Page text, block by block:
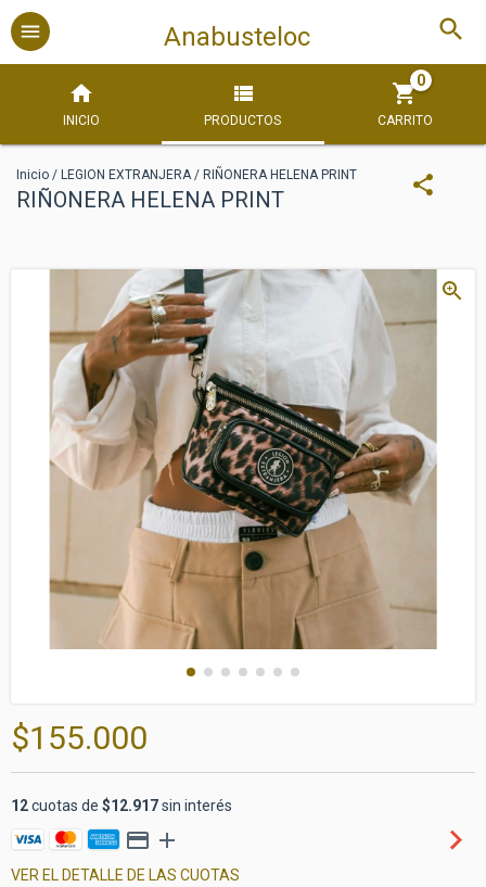
Anabusteloc
INICIO PRODUCTOS CARRITO
0
Inicio / LEGION EXTRANJERA/ RIÑONERA HELENA PRINT
RIÑONERA HELENA PRINT
$155.000
12cuotas de $12.917sin interés
VER EL DETALLE DE LAS CUOTAS